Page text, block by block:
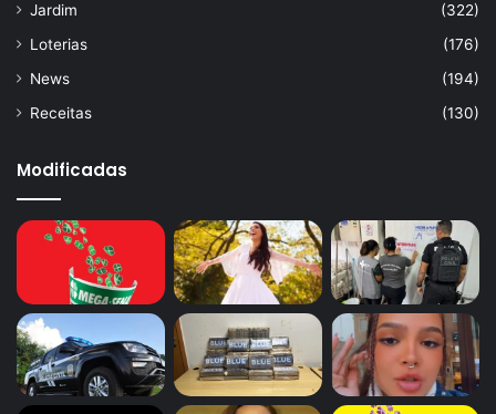
Jardim
(322)
Loterias
(176)
News
(194)
Receitas
(130)
Modificadas